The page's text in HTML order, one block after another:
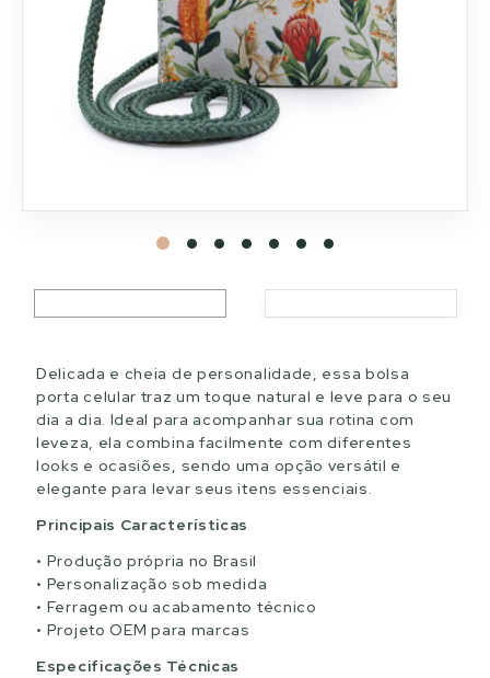
Delicada e cheia de personalidade, essa bolsa
porta celular traz um toque natural e leve para o seu
dia a dia. Ideal para acompanhar sua rotina com
leveza, ela combina facilmente com diferentes
looks e ocasiões, sendo uma opção versátil e
elegante para levar seus itens essenciais.
Principais Características
Produção própria no Brasil
Personalização sob medida
Ferragem ou acabamento técnico
Projeto OEM para marcas
Especificações Técnicas